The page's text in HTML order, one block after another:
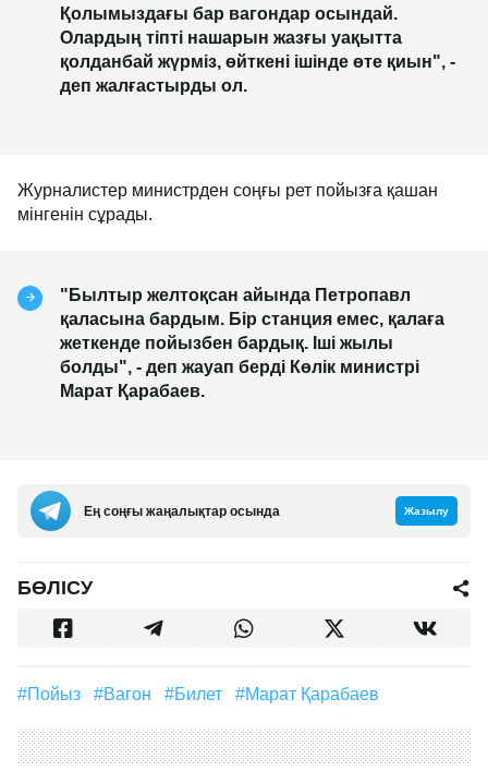
Қолымыздағы бар вагондар осындай.
Олардың тіпті нашарын жазғы уақытта
қолданбай жүрміз, өйткені ішінде өте қиын", -
деп жалғастырды ол.
Журналистер министрден соңғы рет пойызға қашан
мінгенін сұрады.
"Былтыр желтоқсан айында Петропавл
қаласына бардым. Бір станция емес, қалаға
жеткенде пойызбен бардық. Іші жылы
болды", - деп жауап берді Көлік министрі
Марат Қарабаев.
Ең соңғы жаңалықтар осында Жазылу
БӨЛІСУ
#пойыз #вагон #билет #Марат Қарабаев